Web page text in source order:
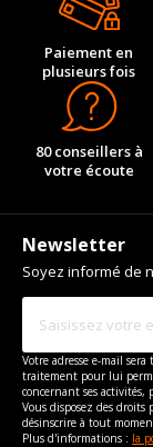
Paiement en
plusieurs fois
80 conseillers à
votre écoute
Newsletter
Soyez informé de
Votre adresse e-mail
traitement pour lui
concernant ses activités,
Vous disposez des
désinscrire à tout
Plus d'informations : la